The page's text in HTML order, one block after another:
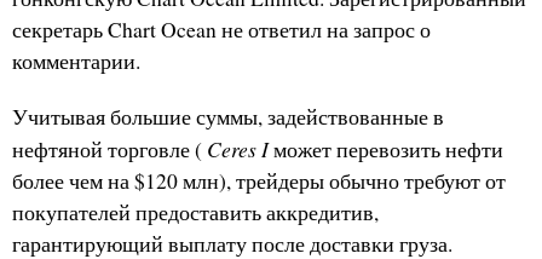
секретарь Chart Ocean не ответил на запрос о
комментарии.
Учитывая большие суммы, задействованные в
нефтяной торговле ( Ceres Iможет перевозить нефти
более чем на $120 млн), трейдеры обычно требуют от
покупателей предоставить аккредитив,
гарантирующий выплату после доставки груза.